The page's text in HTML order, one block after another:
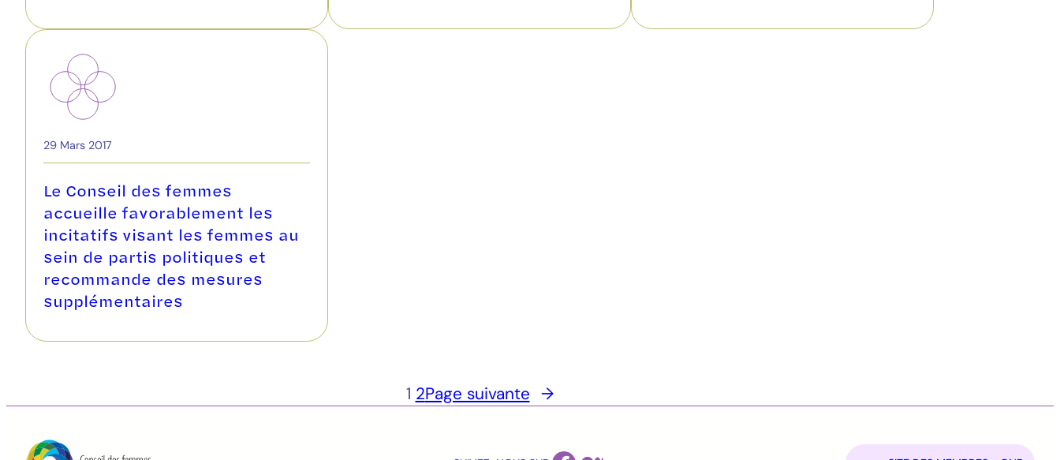
29 Mars 2017
Le Conseil des femmes
accueille favorablement les
incitatifs visant les femmes au
sein de partis politiques et
recommande des mesures
supplémentaires
1 2Page suivante →